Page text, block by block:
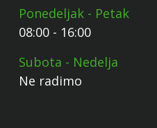
Ponedeljak - Petak
08:00 - 16:00
Subota - Nedelja
Ne radimo